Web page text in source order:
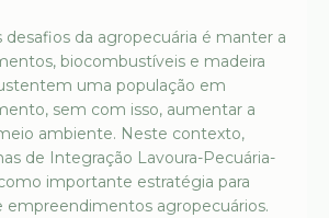
desafios da agropecuária é manter a
biocombustíveis e madeira
uma população em
sem com isso, aumentar a
ambiente. Neste contexto,
de Integração Lavoura-Pecuária-
importante estratégia para
empreendimentos agropecuários.